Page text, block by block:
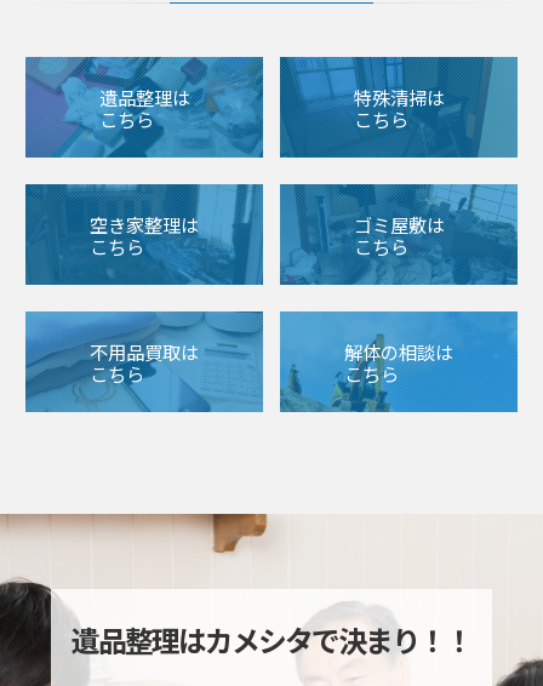
遺品整理は
こちら
特殊清掃は
こちら
空き家整理は
こちら
ゴミ屋敷は
こちら
不用品買取は
こちら
解体の相談は
こちら
遺品整理はカメシタで決まり！！